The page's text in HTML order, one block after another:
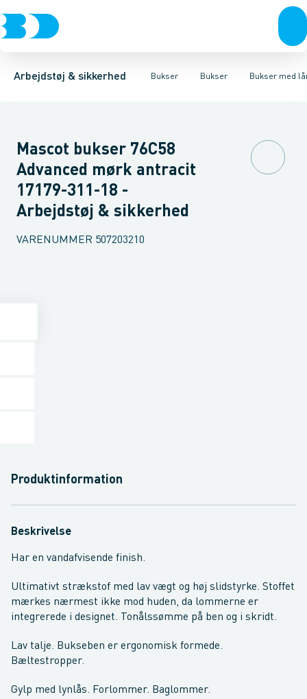
Arbejdstøj & sikkerhed Bukser
Trøjer & t-shirtsBukser Overtøj & huer Undertøj & sokkerSko
Bukser
BukserKnickers & Shorts OverallsKedeldragter Knæskånere
Bukser med
Bukser med hængelommer Bukser med lårlommer
Mascot bukser 76C58
Advanced mørk antracit
17179-311-18 -
Arbejdstøj & sikkerhed
VARENUMMER 507203210
Produktinformation
Beskrivelse
Har en vandafvisende finish.
Ultimativt strækstof med lav vægt og høj slidstyrke. Stoffet
mærkes nærmest ikke mod huden, da lommerne er
integrerede i designet. Tonålssømme på ben og i skridt.
Lav talje. Bukseben er ergonomisk formede.
Bæltestropper.
Gylp med lynlås. Forlommer. Baglommer.